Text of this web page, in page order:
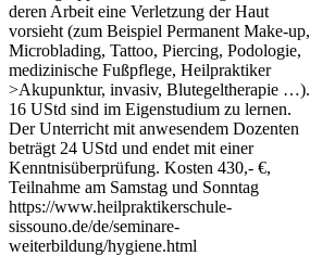
deren Arbeit eine Verletzung der Haut
vorsieht (zum Beispiel Permanent Make-up,
Microblading, Tattoo, Piercing, Podologie,
medizinische Fußpflege, Heilpraktiker
>Akupunktur, invasiv, Blutegeltherapie …).
16 UStd sind im Eigenstudium zu lernen.
Der Unterricht mit anwesendem Dozenten
beträgt 24 UStd und endet mit einer
Kenntnisüberprüfung. Kosten 430,- €,
Teilnahme am Samstag und Sonntag
https://www.heilpraktikerschule-
sissouno.de/de/seminare-
weiterbildung/hygiene.html